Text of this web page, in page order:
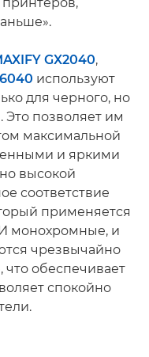
GX2040,
используют
для черного, но
Это позволяет им
максимальной
и яркими
высокой
соответствие
применяется
монохромные, и
чрезвычайно
обеспечивает
спокойно